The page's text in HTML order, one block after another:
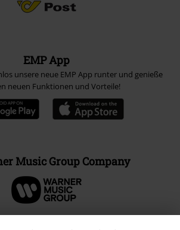
EMP App
unsere neue EMP App runter und genieße
neuen Funktionen und Vorteile!
Music Group Company